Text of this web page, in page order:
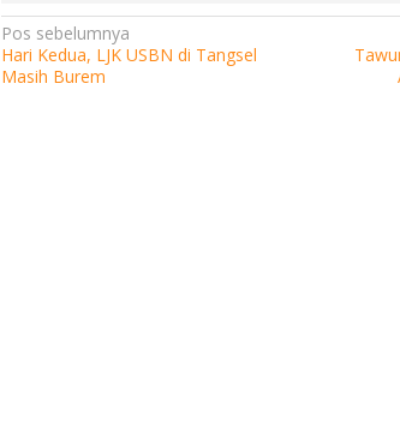
Navigasi
pos
Pos sebelumnya
Hari Kedua, LJK USBN di Tangsel
Masih Burem